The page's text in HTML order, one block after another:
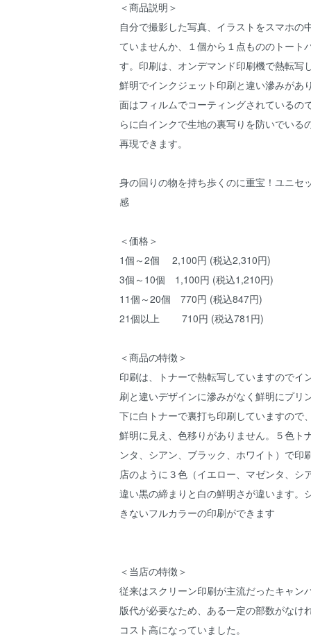
＜商品説明＞
自分で撮影した写真、イラストをスマホの
ていませんか、１個から１点もののトート
す。印刷は、オンデマンド印刷機で熱転写
鮮明でインクジェット印刷と違い滲みがあ
面はフィルムでコーティングされているの
らに白インクで生地の裏写りを防いでいる
再現できます。
身の回りの物を持ち歩くのに重宝！ユニセ
感
＜価格＞
1個～2個 2,100円 (税込2,310円)
3個～10個 1,100円 (税込1,210円)
11個～20個 770円 (税込847円)
21個以上 710円 (税込781円)
＜商品の特徴＞
印刷は、トナーで熱転写していますのでイ
刷と違いデザインに滲みがなく鮮明にプリ
下に白トナーで裏打ち印刷していますので
鮮明に見え、色移りがありません。５色ト
ンタ、シアン、ブラック、ホワイト）で印
店のように３色（イエロー、マゼンタ、シ
違い黒の締まりと白の鮮明さが違います。
きないフルカラーの印刷ができます
＜当店の特徴＞
従来はスクリーン印刷が主流だったキャン
版代が必要なため、ある一定の部数がなけ
コスト高になっていました。